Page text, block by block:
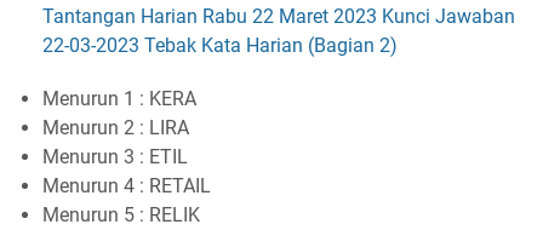
Tantangan Harian Rabu 22 Maret 2023 Kunci Jawaban
22-03-2023 Tebak Kata Harian (Bagian 2)
Menurun 1 : KERA
Menurun 2 : LIRA
Menurun 3 : ETIL
Menurun 4 : RETAIL
Menurun 5 : RELIK